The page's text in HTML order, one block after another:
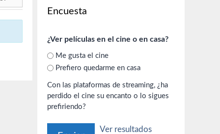
Encuesta
¿Ver películas en el cine o en casa?
Me gusta el cine
Prefiero quedarme en casa
Con las plataformas de streaming, ¿ha
perdido el cine su encanto o lo sigues
prefiriendo?
Ver resultados